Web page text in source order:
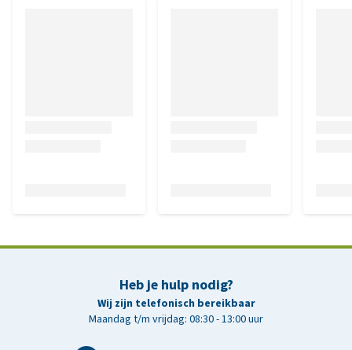
Heb je hulp nodig?
Wij zijn telefonisch bereikbaar
Maandag t/m vrijdag: 08:30 - 13:00 uur